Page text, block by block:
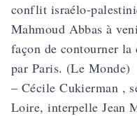
conflit israélo-
Mahmoud Abbas à
façon de contourner
par Paris. (Le Monde)
– Cécile Cukierman ,
Loire, interpelle Jean